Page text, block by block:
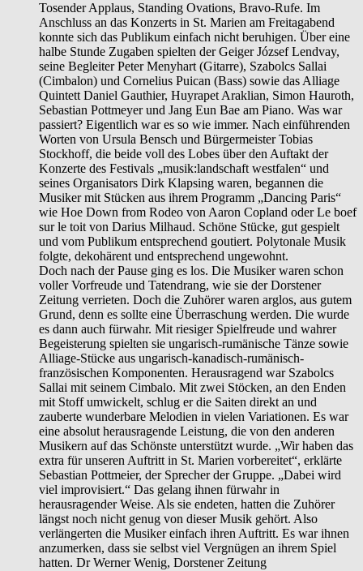
Tosender Applaus, Standing Ovations, Bravo-Rufe. Im
Anschluss an das Konzerts in St. Marien am Freitagabend
konnte sich das Publikum einfach nicht beruhigen. Über eine
halbe Stunde Zugaben spielten der Geiger József Lendvay,
seine Begleiter Peter Menyhart (Gitarre), Szabolcs Sallai
(Cimbalon) und Cornelius Puican (Bass) sowie das Alliage
Quintett Daniel Gauthier, Huyrapet Araklian, Simon Hauroth,
Sebastian Pottmeyer und Jang Eun Bae am Piano. Was war
passiert? Eigentlich war es so wie immer. Nach einführenden
Worten von Ursula Bensch und Bürgermeister Tobias
Stockhoff, die beide voll des Lobes über den Auftakt der
Konzerte des Festivals „musik:landschaft westfalen“ und
seines Organisators Dirk Klapsing waren, begannen die
Musiker mit Stücken aus ihrem Programm „Dancing Paris“
wie Hoe Down from Rodeo von Aaron Copland oder Le boef
sur le toit von Darius Milhaud. Schöne Stücke, gut gespielt
und vom Publikum entsprechend goutiert. Polytonale Musik
folgte, dekohärent und entsprechend ungewohnt.
Doch nach der Pause ging es los. Die Musiker waren schon
voller Vorfreude und Tatendrang, wie sie der Dorstener
Zeitung verrieten. Doch die Zuhörer waren arglos, aus gutem
Grund, denn es sollte eine Überraschung werden. Die wurde
es dann auch fürwahr. Mit riesiger Spielfreude und wahrer
Begeisterung spielten sie ungarisch-rumänische Tänze sowie
Alliage-Stücke aus ungarisch-kanadisch-rumänisch-
französischen Komponenten. Herausragend war Szabolcs
Sallai mit seinem Cimbalo. Mit zwei Stöcken, an den Enden
mit Stoff umwickelt, schlug er die Saiten direkt an und
zauberte wunderbare Melodien in vielen Variationen. Es war
eine absolut herausragende Leistung, die von den anderen
Musikern auf das Schönste unterstützt wurde. „Wir haben das
extra für unseren Auftritt in St. Marien vorbereitet“, erklärte
Sebastian Pottmeier, der Sprecher der Gruppe. „Dabei wird
viel improvisiert.“ Das gelang ihnen fürwahr in
herausragender Weise. Als sie endeten, hatten die Zuhörer
längst noch nicht genug von dieser Musik gehört. Also
verlängerten die Musiker einfach ihren Auftritt. Es war ihnen
anzumerken, dass sie selbst viel Vergnügen an ihrem Spiel
hatten. Dr Werner Wenig, Dorstener Zeitung